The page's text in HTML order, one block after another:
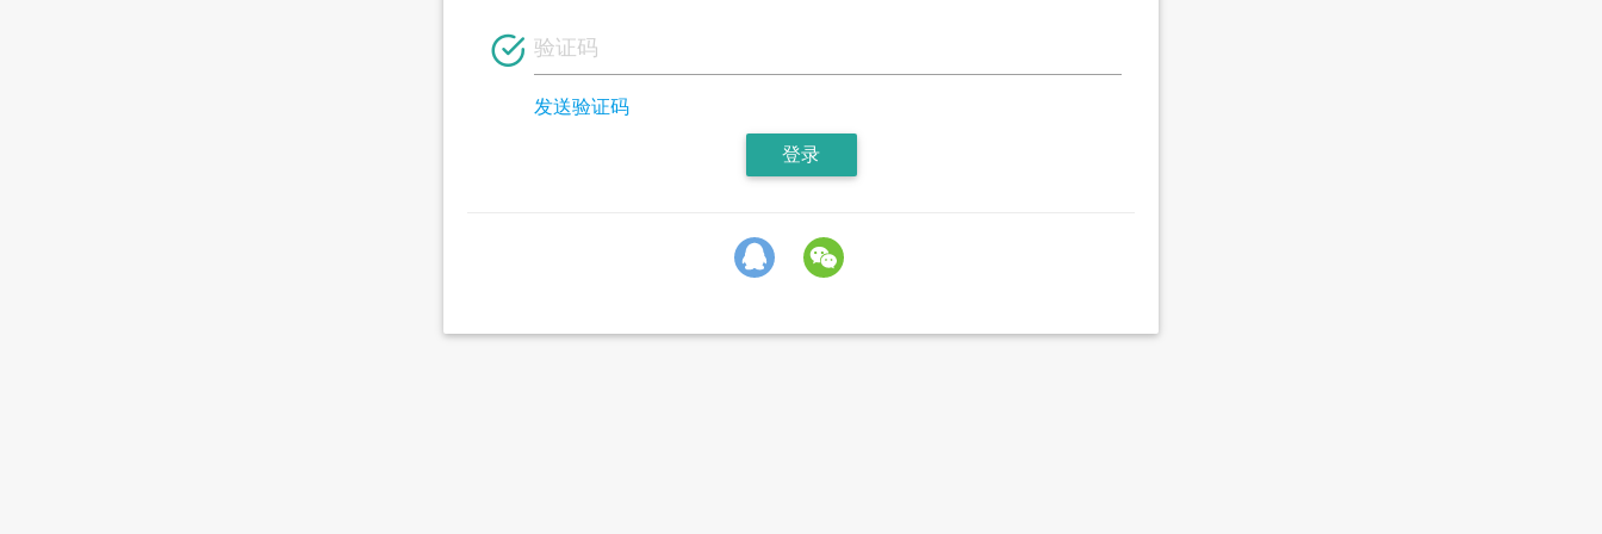
发送验证码
登录